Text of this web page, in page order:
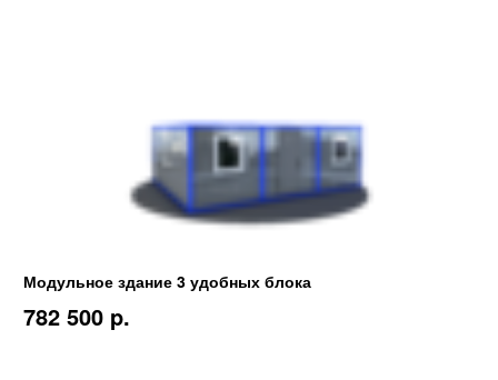
Модульное здание 3 удобных блока
782 500 p.